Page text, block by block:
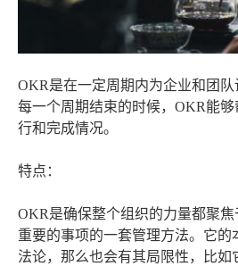
OKR是在一定周期内为企业和团
每一个周期结束的时候，OKR能
行和完成情况。
特点：
OKR是确保整个组织的力量都聚
重要的事项的一套管理方法。它的
法论，那么也会有其局限性，比如